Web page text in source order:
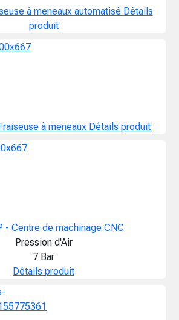
à meneaux automatisé Détails
produit
à meneaux Détails produit
- Centre de machinage CNC
Pression d'Air
7 Bar
Détails produit